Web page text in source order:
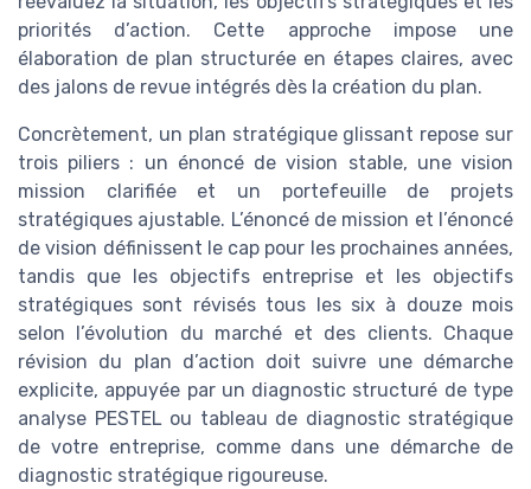
priorités d’action. Cette approche impose une
élaboration de plan structurée en étapes claires, avec
des jalons de revue intégrés dès la création du plan.
Concrètement, un plan stratégique glissant repose sur
trois piliers : un énoncé de vision stable, une vision
mission clarifiée et un portefeuille de projets
stratégiques ajustable. L’énoncé de mission et l’énoncé
de vision définissent le cap pour les prochaines années,
tandis que les objectifs entreprise et les objectifs
stratégiques sont révisés tous les six à douze mois
selon l’évolution du marché et des clients. Chaque
révision du plan d’action doit suivre une démarche
explicite, appuyée par un diagnostic structuré de type
analyse PESTEL ou tableau de diagnostic stratégique
de votre entreprise, comme dans une démarche de
diagnostic stratégique rigoureuse.